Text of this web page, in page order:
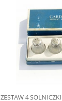
ZESTAW 4